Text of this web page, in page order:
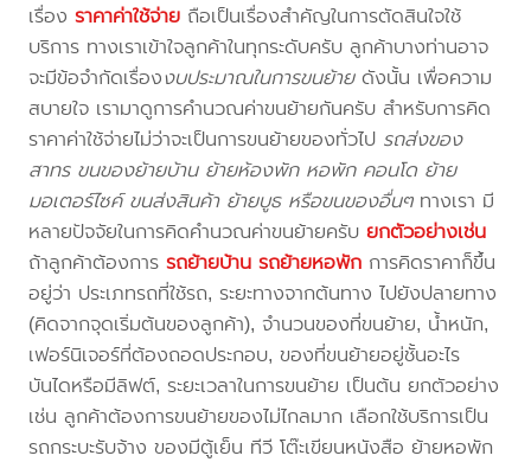
เรื่องราคาค่าใช้จ่าย ถือเป็นเรื่องสำคัญในการตัดสินใจใช้
บริการ ทางเราเข้าใจลูกค้าในทุกระดับครับ ลูกค้าบางท่านอาจ
จะมีข้อจำกัดเรื่องงบประมาณในการขนย้ายดังนั้น เพื่อความ
สบายใจ เรามาดูการคำนวณค่าขนย้ายกันครับ สำหรับการคิด
ราคาค่าใช้จ่ายไม่ว่าจะเป็นการขนย้ายของทั่วไป รถส่งของ
สาทร ขนของย้ายบ้าน ย้ายห้องพัก หอพัก คอนโด ย้าย
มอเตอร์ไซค์ ขนส่งสินค้า ย้ายบูธ หรือขนของอื่นๆทางเรา มี
หลายปัจจัยในการคิดคำนวณค่าขนย้ายครับยกตัวอย่างเช่น
ถ้าลูกค้าต้องการรถย้ายบ้าน รถย้ายหอพัก การคิดราคาก็ขึ้น
อยู่ว่า ประเภทรถที่ใช้รถ, ระยะทางจากต้นทาง ไปยังปลายทาง
(คิดจากจุดเริ่มต้นของลูกค้า), จำนวนของที่ขนย้าย, น้ำหนัก,
เฟอร์นิเจอร์ที่ต้องถอดประกอบ, ของที่ขนย้ายอยู่ชั้นอะไร
บันไดหรือมีลิฟต์, ระยะเวลาในการขนย้าย เป็นต้น ยกตัวอย่าง
เช่น ลูกค้าต้องการขนย้ายของไม่ไกลมาก เลือกใช้บริการเป็น
รถกระบะรับจ้าง ของมีตู้เย็น ทีวี โต๊ะเขียนหนังสือ ย้ายหอพัก